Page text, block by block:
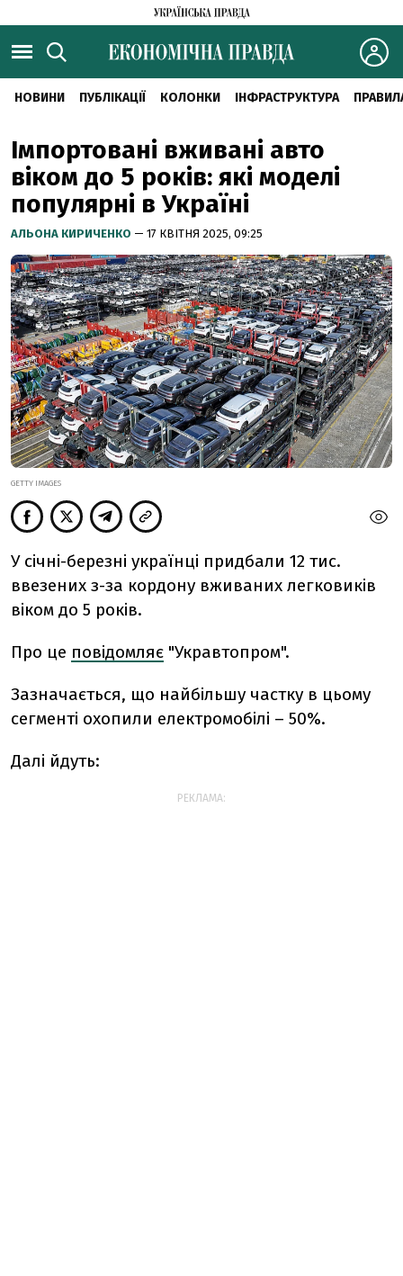
НОВИНИ ПУБЛІКАЦІЇ КОЛОНКИ ІНФРАСТРУКТУРА
Імпортовані вживані авто
віком до 5 років: які моделі
популярні в Україні
АЛЬОНА КИРИЧЕНКО — 17 КВІТНЯ 2025, 09:25
GETTY IMAGES
У січні-березні українці придбали 12 тис.
ввезених з-за кордону вживаних легковиків
віком до 5 років.
Про це повідомляє "Укравтопром".
Зазначається, що найбільшу частку в цьому
сегменті охопили електромобілі – 50%.
Далі йдуть:
РЕКЛАМА: